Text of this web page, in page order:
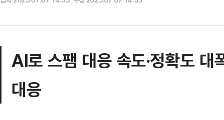
AI로 스팸 대응 속도·정확도 대
대응